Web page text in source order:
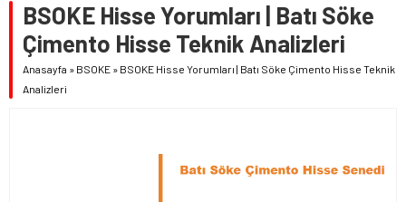
BSOKE Hisse Yorumları | Batı Söke
Çimento Hisse Teknik Analizleri
Anasayfa » BSOKE » BSOKE Hisse Yorumları | Batı Söke Çimento Hisse Teknik
Analizleri